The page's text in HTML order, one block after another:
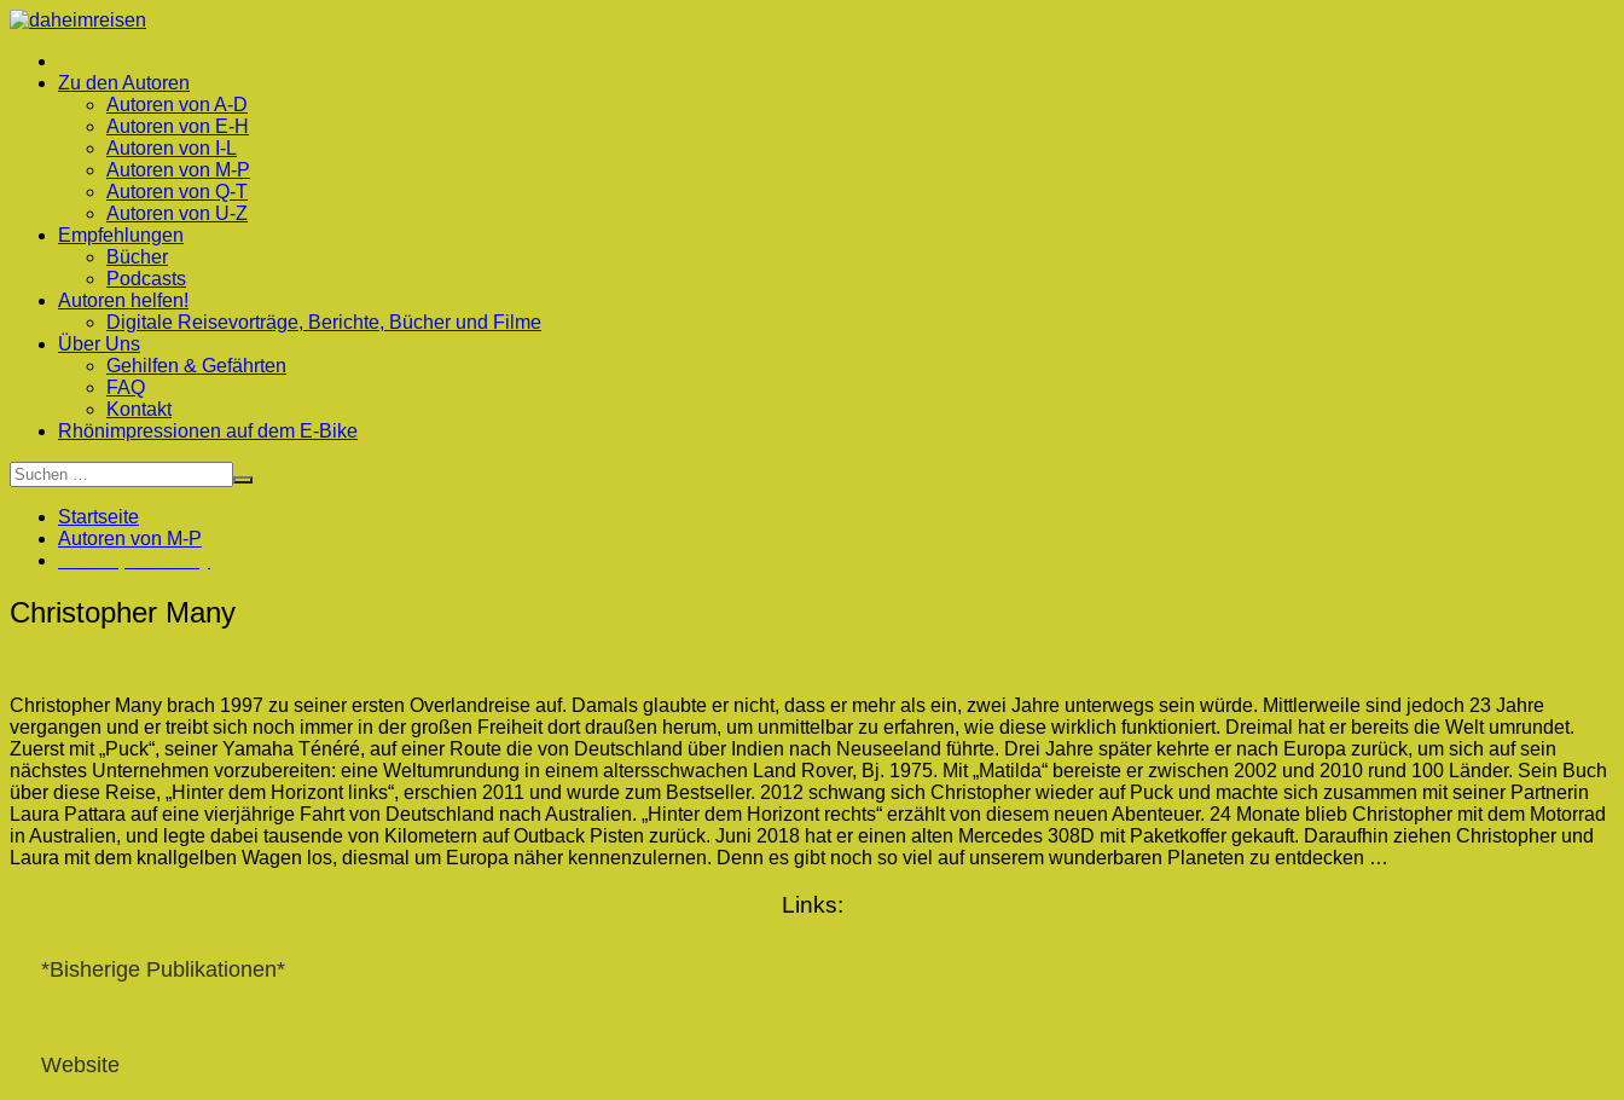
Zum
springen
Zu den Autoren
Autoren von A-D
Autoren von E-H
Autoren von I-L
Autoren von M-P
Autoren von Q-T
Autoren von U-Z
Empfehlungen
Bücher
Podcasts
Autoren helfen!
Digitale Reisevorträge, Berichte, Bücher und Filme
Über Uns
Gehilfen & Gefährten
FAQ
Kontakt
Rhönimpressionen auf dem E-Bike
Startseite
Autoren von M-P
Christopher Many
Christopher Many brach 1997 zu seiner ersten Overlandreise auf. Damals glaubte er nicht, dass er mehr als ein, zwei Jahre unterwegs sein würde. Mittlerweile sind jedoch 23 Jahre
vergangen und er treibt sich noch immer in der großen Freiheit dort draußen herum, um unmittelbar zu erfahren, wie diese wirklich funktioniert. Dreimal hat er bereits die Welt umrundet.
Zuerst mit „Puck“, seiner Yamaha Ténéré, auf einer Route die von Deutschland über Indien nach Neuseeland führte. Drei Jahre später kehrte er nach Europa zurück, um sich auf sein
nächstes Unternehmen vorzubereiten: eine Weltumrundung in einem altersschwachen Land Rover, Bj. 1975. Mit „Matilda“ bereiste er zwischen 2002 und 2010 rund 100 Länder. Sein Buch
über diese Reise, „Hinter dem Horizont links“, erschien 2011 und wurde zum Bestseller. 2012 schwang sich Christopher wieder auf Puck und machte sich zusammen mit seiner Partnerin
Laura Pattara auf eine vierjährige Fahrt von Deutschland nach Australien. „Hinter dem Horizont rechts“ erzählt von diesem neuen Abenteuer. 24 Monate blieb Christopher mit dem Motorrad
in Australien, und legte dabei tausende von Kilometern auf Outback Pisten zurück. Juni 2018 hat er einen alten Mercedes 308D mit Paketkoffer gekauft. Daraufhin ziehen Christopher und
Laura mit dem knallgelben Wagen los, diesmal um Europa näher kennenzulernen. Denn es gibt noch so viel auf unserem wunderbaren Planeten zu entdecken …
Links:
*Bisherige Publikationen*
Website